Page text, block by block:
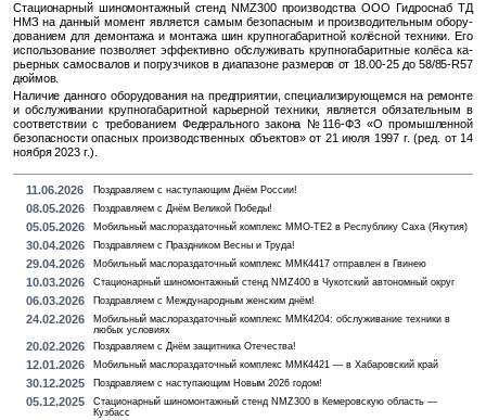
11.06.2026 Поздравляем с наступающим Днём России!
08.05.2026 Поздравляем с Днём Великой Победы!
05.05.2026 Мобильный маслораздаточный комплекс MMO-TE2 в Республику Саха (Якутия)
30.04.2026 Поздравляем с Праздником Весны и Труда!
29.04.2026 Мобильный маслораздаточный комплекс ММК4417 отправлен в Гвинею
10.03.2026 Стационарный шиномонтажный стенд NMZ400 в Чукотский автономный округ
06.03.2026 Поздравляем с Международным женским днём!
24.02.2026
Мобильный маслораздаточный комплекс ММК4204: обслуживание техники в
любых условиях
20.02.2026 Поздравляем с Днём защитника Отечества!
12.01.2026 Мобильный маслораздаточный комплекс ММК4421 — в Хабаровский край
30.12.2025 Поздравляем с наступающим Новым 2026 годом!
05.12.2025
Стационарный шиномонтажный стенд NMZ300 в Кемеровскую область —
Кузбасс
Ста­ци­о­нар­ный ши­но­мон­таж­ный стенд NMZ300 про­из­вод­ства ООО Гид­ро­снаб ТД
НМЗ на дан­ный мо­мент яв­ля­ет­ся самым без­опас­ным и про­из­во­ди­тель­ным обо­ру­
до­ва­ни­ем для де­мон­та­жа и мон­та­жа шин круп­но­га­ба­рит­ной ко­лёс­ной тех­ни­ки. Его
ис­поль­зо­ва­ние поз­во­ля­ет эф­фек­тив­но об­слу­жи­вать круп­но­га­ба­рит­ные ко­лё­са ка­
рьер­ных са­мо­сва­лов и по­груз­чи­ков в диа­па­зоне раз­ме­ров от 18.00-25 до 58/85-R57
дюй­мов.
На­ли­чие дан­но­го обо­ру­до­ва­ния на пред­при­я­тии, спе­ци­а­ли­зи­ру­ю­щем­ся на ре­мон­те
и об­слу­жи­ва­нии круп­но­га­ба­рит­ной ка­рьер­ной тех­ни­ки, яв­ля­ет­ся обя­за­тель­ным в
со­от­вет­ствии с тре­бо­ва­ни­ем Фе­де­раль­но­го за­ко­на №116-ФЗ «О про­мыш­лен­ной
без­опас­но­сти опас­ных про­из­вод­ствен­ных объ­ек­тов» от 21 июля 1997 г. (ред. от 14
но­яб­ря 2023 г.).